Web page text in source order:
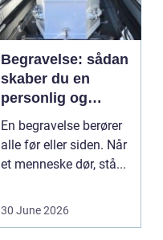
Begravelse: sådan
skaber du en
personlig og
respektfuld afsked
En begravelse berører
alle før eller siden. Når
et menneske dør, stå...
30 June 2026